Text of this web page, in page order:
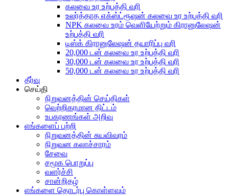
கலவை உர உற்பத்தி வரி
உலர்த்தாத எக்ஸ்ட்ரூஷன் கலவை உர உற்பத்தி வரி
NPK கலவை உரம் வெளியேற்றும் கிரானுலேஷன்
உற்பத்தி வரி
டிஸ்க் கிரானுலேஷன் தயாரிப்பு வரி
20,000 டன் கலவை உர உற்பத்தி வரி
30,000 டன் கலவை உர உற்பத்தி வரி
50,000 டன் கலவை உர உற்பத்தி வரி
தீர்வு
செய்தி
நிறுவனத்தின் செய்திகள்
வெற்றிகரமான திட்டம்
உபகரணங்கள் அறிவு
எங்களைப் பற்றி
நிறுவனத்தின் சுயவிவரம்
நிறுவன கலாச்சாரம்
சேவை
சமூக பொறுப்பு
வளர்ச்சி
சான்றிதழ்
எங்களை தொடர்பு கொள்ளவும்